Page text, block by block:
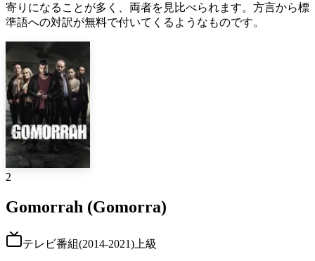
寄りになることが多く、両者を見比べられます。方言から標
準語への対訳が無料で付いてくるようなものです。
2
Gomorrah (Gomorra)
テレビ番組(2014-2021) 上級